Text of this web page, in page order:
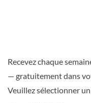
Recevez chaque
— gratuitement dans
Veuillez sélectionner